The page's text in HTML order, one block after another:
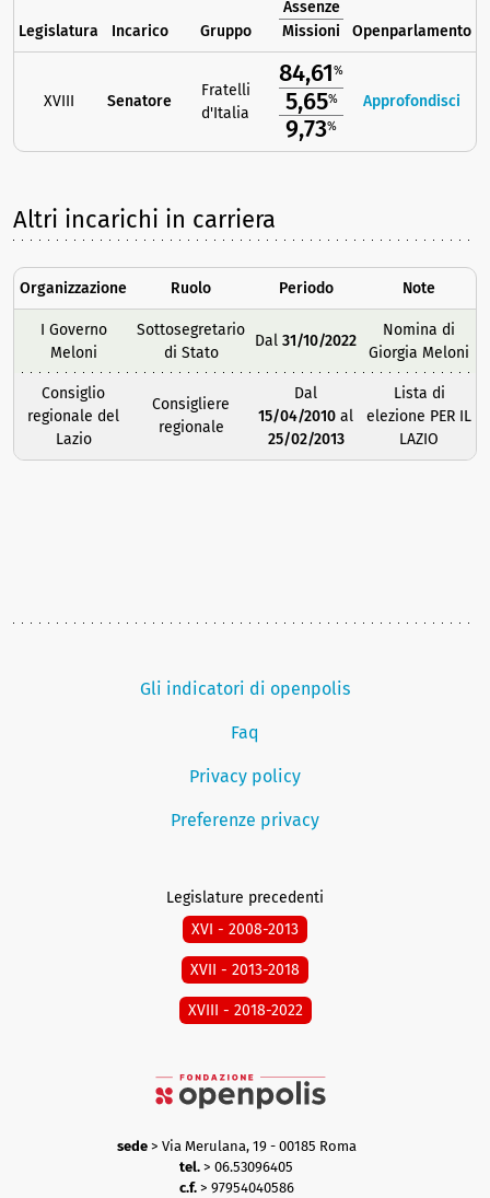
Legislatura Incarico Gruppo
Assenze
Missioni
Openparlamento
XVIII Senatore
Fratelli
d'Italia
84,61%
5,65%
9,73%
Approfondisci
Altri incarichi in carriera
Organizzazione Ruolo Periodo Note
I Governo
Meloni
Sottosegretario
di Stato
Dal 31/10/2022
Nomina di
Giorgia Meloni
Consiglio
regionale del
Lazio
Consigliere
regionale
Dal
15/04/2010 al
25/02/2013
Lista di
elezione PER IL
LAZIO
Gli indicatori di openpolis
Faq
Privacy policy
Preferenze privacy
Legislature precedenti
XVI - 2008-2013
XVII - 2013-2018
XVIII - 2018-2022
sede> Via Merulana, 19 - 00185 Roma
tel. > 06.53096405
c.f.> 97954040586